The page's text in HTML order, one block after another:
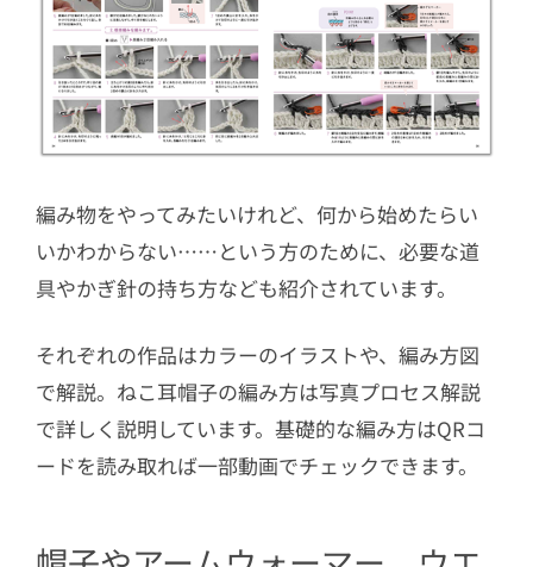
編み物をやってみたいけれど、何から始めたらい
いかわからない……という方のために、必要な道
具やかぎ針の持ち方なども紹介されています。
それぞれの作品はカラーのイラストや、編み方図
で解説。ねこ耳帽子の編み方は写真プロセス解説
で詳しく説明しています。基礎的な編み方はQRコ
ードを読み取れば一部動画でチェックできます。